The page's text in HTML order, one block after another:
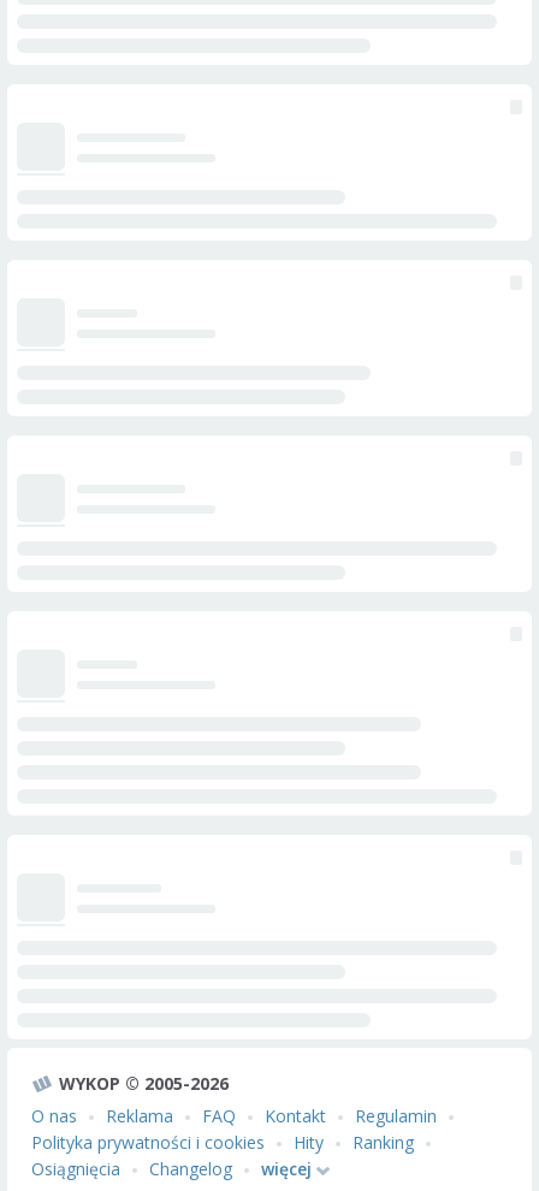
WYKOP © 2005-2026
O nas
Reklama FAQ Kontakt
Regulamin
Polityka prywatności i cookies
Hity
Ranking
Osiągnięcia
Changelog więcej